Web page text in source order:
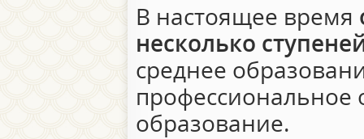
В настоящее время
несколько
среднее
образование.